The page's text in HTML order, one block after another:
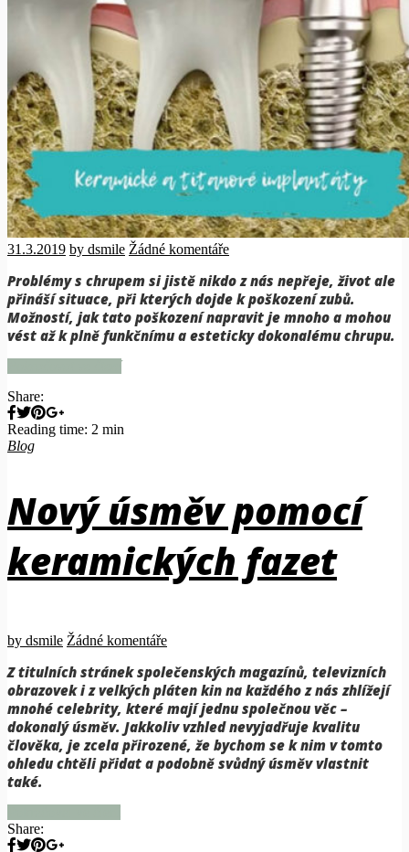
31.3.2019 by dsmile Žádné komentáře
Problémy s chrupem si jistě nikdo z nás nepřeje, život ale
přináší situace, při kterých dojde k poškození zubů.
Možností, jak tato poškození napravit je mnoho a mohou
vést až k plně funkčnímu a esteticky dokonalému chrupu.
Share:
Reading time: 2 min
Blog
Nový úsměv pomocí
keramických fazet
by dsmile Žádné komentáře
Z titulních stránek společenských magazínů, televizních
obrazovek i z velkých pláten kin na každého z nás zhlížejí
mnohé celebrity, které mají jednu společnou věc –
dokonalý úsměv. Jakkoliv vzhled nevyjadřuje kvalitu
člověka, je zcela přirozené, že bychom se k nim v tomto
ohledu chtěli přidat a podobně svůdný úsměv vlastnit
také.
Share: